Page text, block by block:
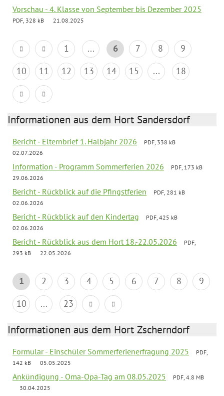
Vorschau - 4. Klasse von September bis Dezember 2025
PDF, 328 kB 21.08.2025
1 ... 6 7 8
9
10
11 12 13 14 15 ... 18
Informationen aus dem Hort Sandersdorf
Bericht - Elternbrief 1. Halbjahr 2026
PDF, 338 kB
02.07.2026
Information - Programm Sommerferien 2026
PDF, 173 kB
29.06.2026
Bericht - Rückblick auf die Pfingstferien
PDF, 281 kB
02.06.2026
Bericht - Rückblick auf den Kindertag
PDF, 425 kB
02.06.2026
Bericht - Rückblick aus dem Hort 18.-22.05.2026
PDF,
293 kB
22.05.2026
1 2 3 4 5 6 7 8
9
10
... 23
Informationen aus dem Hort Zscherndorf
Formular - Einschüler Sommerferienerfragung 2025
PDF,
142 kB
05.05.2025
Ankündigung - Oma-Opa-Tag am 08.05.2025
PDF, 4.8 MB
30.04.2025